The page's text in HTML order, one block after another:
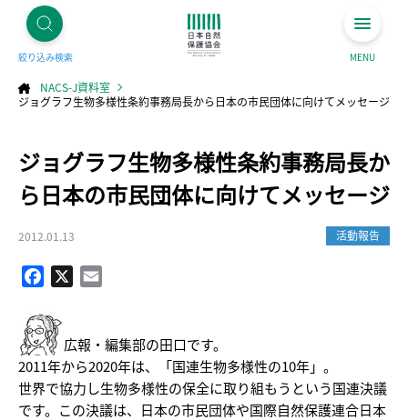
絞り込み検索 MENU
NACS-J資料室
ジョグラフ生物多様性条約事務局長から日本の市民団体に向けてメッセージ
ジョグラフ生物多様性条約事務局長か
ら日本の市民団体に向けてメッセージ
2012.01.13 活動報告
Facebook
広報・編集部の田口です。
2011年から2020年は、「国連生物多様性の10年」。
世界で協力し生物多様性の保全に取り組もうという国連決議
です。この決議は、日本の市民団体や国際自然保護連合日本